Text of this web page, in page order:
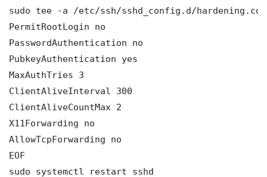
sudo tee -a /etc/ssh/sshd_config.d/
PermitRootLogin no
PasswordAuthentication no
PubkeyAuthentication yes
MaxAuthTries 3
ClientAliveInterval 300
ClientAliveCountMax 2
X11Forwarding no
AllowTcpForwarding no
EOF
sudo systemctl restart sshd